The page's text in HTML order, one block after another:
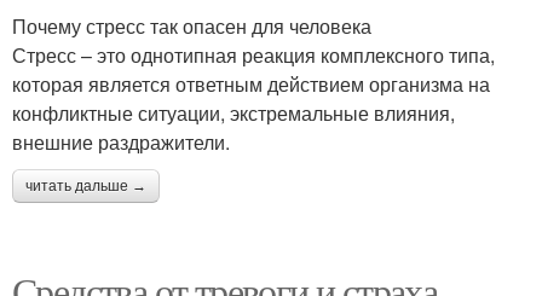
Почему стресс так опасен для человека
Стресс – это однотипная реакция комплексного типа,
которая является ответным действием организма на
конфликтные ситуации, экстремальные влияния,
внешние раздражители.
читать дальше →